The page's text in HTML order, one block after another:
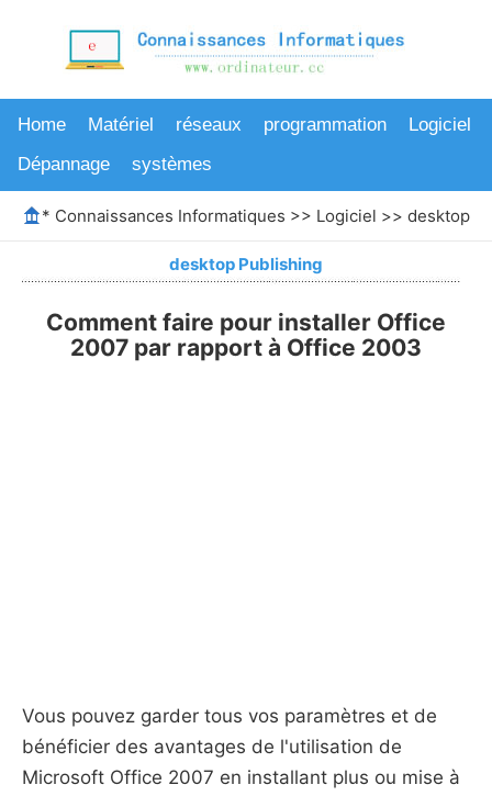
Home Matériel réseaux programmation
Logiciel
Dépannage
systèmes
* Connaissances Informatiques >> Logiciel >> desktop
desktop Publishing
Comment faire pour installer Office
2007 par rapport à Office 2003
Vous pouvez garder tous vos paramètres et de
bénéficier des avantages de l'utilisation de
Microsoft Office 2007 en installant plus ou mise à